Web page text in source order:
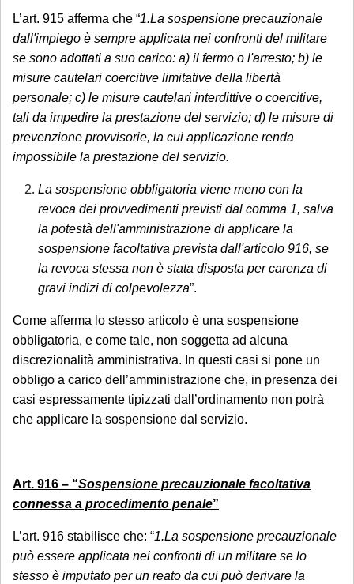
L’art. 915 afferma che “1.La sospensione precauzionale
dall'impiego è sempre applicata nei confronti del militare
se sono adottati a suo carico: a) il fermo o l'arresto; b) le
misure cautelari coercitive limitative della libertà
personale; c) le misure cautelari interdittive o coercitive,
tali da impedire la prestazione del servizio; d) le misure di
prevenzione provvisorie, la cui applicazione renda
impossibile la prestazione del servizio.
La sospensione obbligatoria viene meno con la
revoca dei provvedimenti previsti dal comma 1, salva
la potestà dell'amministrazione di applicare la
sospensione facoltativa prevista dall'articolo 916, se
la revoca stessa non è stata disposta per carenza di
gravi indizi di colpevolezza”.
Come afferma lo stesso articolo è una sospensione
obbligatoria, e come tale, non soggetta ad alcuna
discrezionalità amministrativa. In questi casi si pone un
obbligo a carico dell’amministrazione che, in presenza dei
casi espressamente tipizzati dall’ordinamento non potrà
che applicare la sospensione dal servizio.
Art. 916 – “Sospensione precauzionale facoltativa
connessa a procedimento penale”
L’art. 916 stabilisce che: “1.La sospensione precauzionale
può essere applicata nei confronti di un militare se lo
stesso è imputato per un reato da cui può derivare la